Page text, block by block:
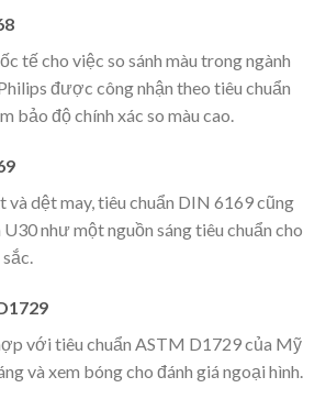
tế cho việc so sánh màu trong ngành
được công nhận theo tiêu chuẩn
bảo độ chính xác so màu cao.
và dệt may, tiêu chuẩn DIN 6169 cũng
như một nguồn sáng tiêu chuẩn cho
với tiêu chuẩn ASTM D1729 của Mỹ
và xem bóng cho đánh giá ngoại hình.